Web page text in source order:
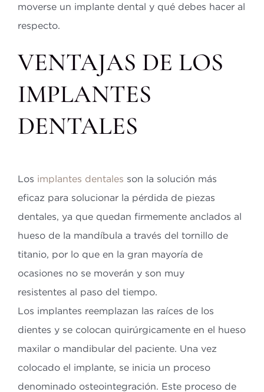
moverse un implante dental y qué debes hacer al
respecto.
VENTAJAS DE LOS
IMPLANTES
DENTALES
Los implantes dentales son la solución más
eficaz para solucionar la pérdida de piezas
dentales, ya que quedan firmemente anclados al
hueso de la mandíbula a través del tornillo de
titanio, por lo que en la gran mayoría de
ocasiones no se moverán y son muy
resistentes al paso del tiempo.
Los implantes reemplazan las raíces de los
dientes y se colocan quirúrgicamente en el hueso
maxilar o mandibular del paciente. Una vez
colocado el implante, se inicia un proceso
denominado osteointegración. Este proceso de